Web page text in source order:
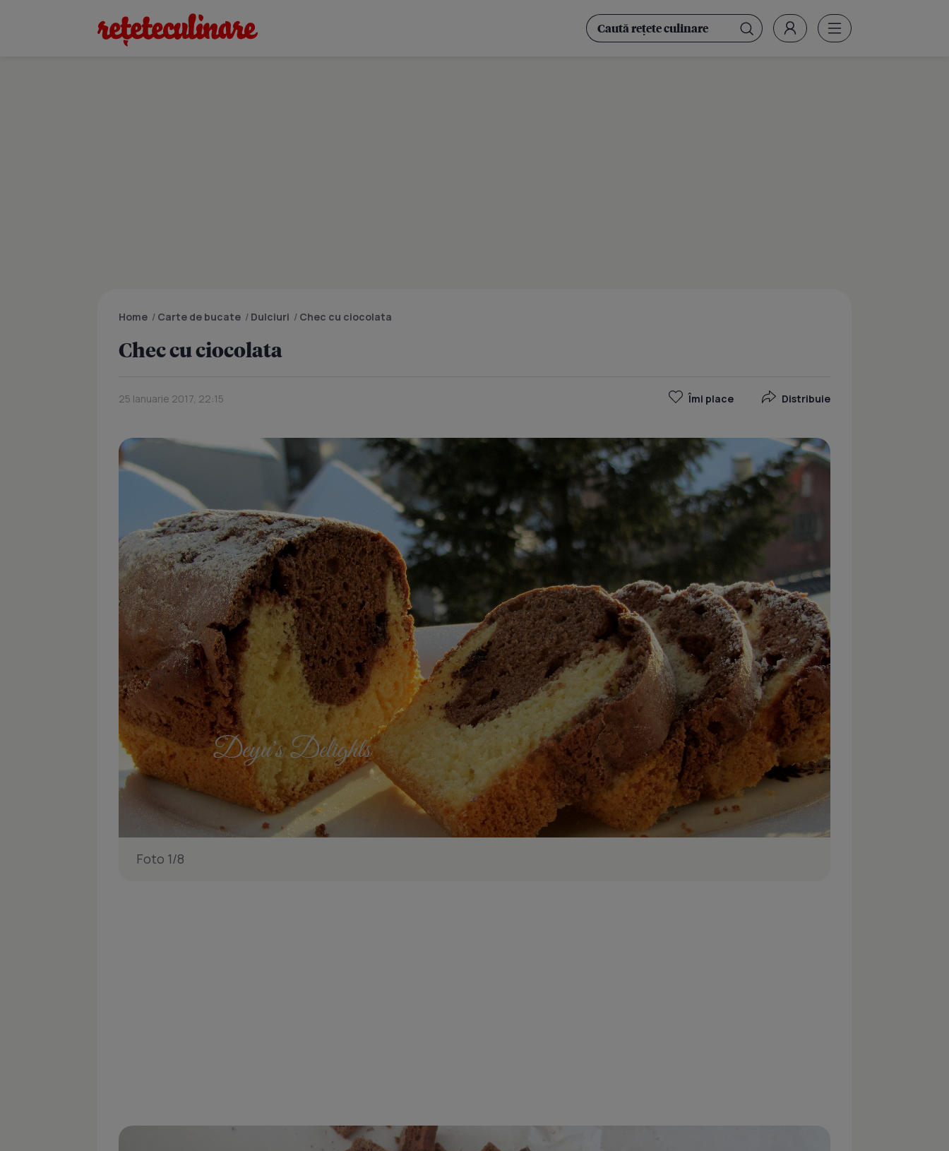
Home / Carte de bucate / Dulciuri / Chec cu ciocolata
Chec cu ciocolata
25 Ianuarie 2017, 22:15 Îmi place Distribuie
Foto 1/8